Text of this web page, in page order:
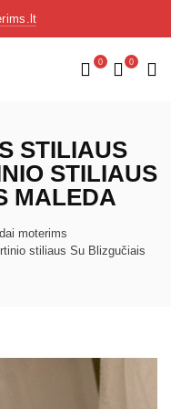
0 0
STILIAUS
STILIAUS
MALEDA
moterims
stiliaus Su Blizgučiais